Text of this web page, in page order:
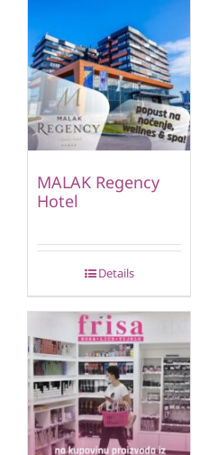
MALAK Regency
Hotel
Details